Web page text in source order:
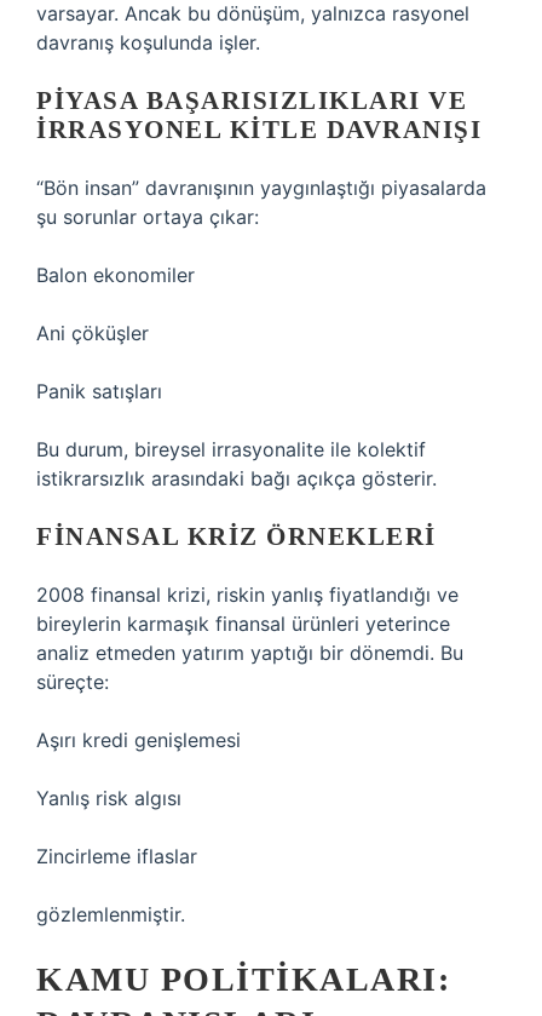
varsayar. Ancak bu dönüşüm, yalnızca rasyonel
davranış koşulunda işler.
PIYASA BAŞARISIZLIKLARI VE
IRRASYONEL KITLE DAVRANIŞI
“Bön insan” davranışının yaygınlaştığı piyasalarda
şu sorunlar ortaya çıkar:
Balon ekonomiler
Ani çöküşler
Panik satışları
Bu durum, bireysel irrasyonalite ile kolektif
istikrarsızlık arasındaki bağı açıkça gösterir.
FINANSAL KRIZ ÖRNEKLERI
2008 finansal krizi, riskin yanlış fiyatlandığı ve
bireylerin karmaşık finansal ürünleri yeterince
analiz etmeden yatırım yaptığı bir dönemdi. Bu
süreçte:
Aşırı kredi genişlemesi
Yanlış risk algısı
Zincirleme iflaslar
gözlemlenmiştir.
KAMU POLITIKALARI: